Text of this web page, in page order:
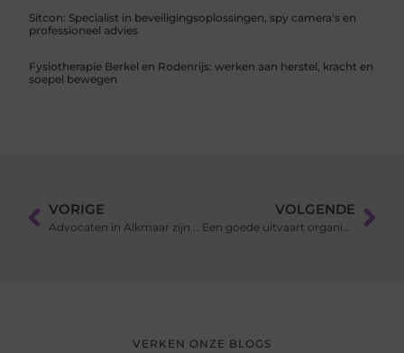
Sitcon: Specialist in beveiligingsoplossingen, spy camera's en
professioneel advies
Fysiotherapie Berkel en Rodenrijs: werken aan herstel, kracht en
soepel bewegen
VORIGE
Advocaten in Alkmaar zijn gespecialiseerd in verschillende rechtsgebieden
VOLGENDE
Een goede uitvaart organisatie bij jou in de buurt
VERKEN ONZE BLOGS